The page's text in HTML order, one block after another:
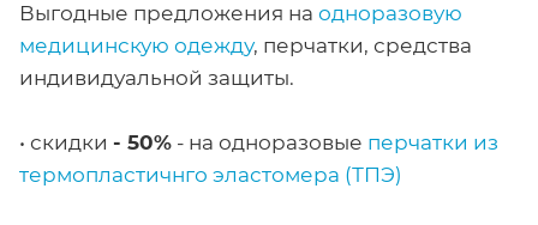
Выгодные предложения на одноразовую
медицинскую одежду, перчатки, средства
индивидуальной защиты.
• скидки - 50% - на одноразовые перчатки из
термопластичнго эластомера (ТПЭ)